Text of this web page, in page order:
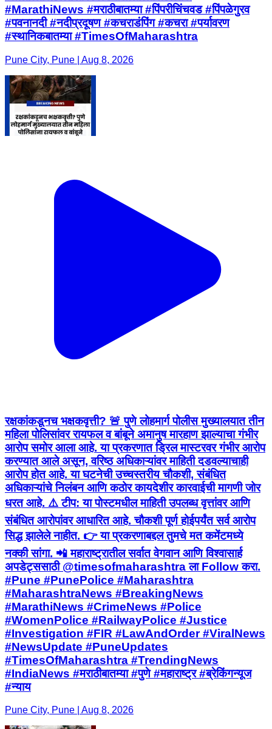
#MarathiNews #मराठीबातम्या #पिंपरीचिंचवड #पिंपळेगुरव
#पवनानदी #नदीप्रदूषण #कचराडंपिंग #कचरा #पर्यावरण
#स्थानिकबातम्या #TimesOfMaharashtra
Pune City, Pune | Aug 8, 2026
रक्षकांकडूनच भक्षकवृत्ती? 🚨 पुणे लोहमार्ग पोलीस मुख्यालयात तीन
महिला पोलिसांवर रायफल व बांबूने अमानुष मारहाण झाल्याचा गंभीर
आरोप समोर आला आहे. या प्रकरणात ड्रिल मास्टरवर गंभीर आरोप
करण्यात आले असून, वरिष्ठ अधिकाऱ्यांवर माहिती दडवल्याचाही
आरोप होत आहे. या घटनेची उच्चस्तरीय चौकशी, संबंधित
अधिकाऱ्यांचे निलंबन आणि कठोर कायदेशीर कारवाईची मागणी जोर
धरत आहे. ⚠️ टीप: या पोस्टमधील माहिती उपलब्ध वृत्तांवर आणि
संबंधित आरोपांवर आधारित आहे. चौकशी पूर्ण होईपर्यंत सर्व आरोप
सिद्ध झालेले नाहीत. 👉 या प्रकरणाबद्दल तुमचे मत कमेंटमध्ये
नक्की सांगा. 📲 महाराष्ट्रातील सर्वात वेगवान आणि विश्वासार्ह
अपडेट्ससाठी @timesofmaharashtra ला Follow करा.
#Pune #PunePolice #Maharashtra
#MaharashtraNews #BreakingNews
#MarathiNews #CrimeNews #Police
#WomenPolice #RailwayPolice #Justice
#Investigation #FIR #LawAndOrder #ViralNews
#NewsUpdate #PuneUpdates
#TimesOfMaharashtra #TrendingNews
#IndiaNews #मराठीबातम्या #पुणे #महाराष्ट्र #ब्रेकिंगन्यूज
#न्याय
Pune City, Pune | Aug 8, 2026